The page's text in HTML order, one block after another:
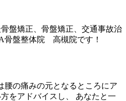
盤矯正、骨盤矯正、交通事故治
骨盤整体院 高槻院です！
の痛みの元となるところにア
をアドバイスし、 あなたと一